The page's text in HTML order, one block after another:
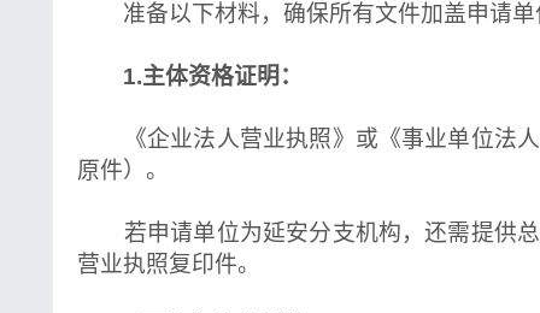
准备以下材料，确保所有文件加盖申请单
1.主体资格证明：
《企业法人营业执照》或《事业单位法人
原件）。
若申请单位为延安分支机构，还需提供总
营业执照复印件。